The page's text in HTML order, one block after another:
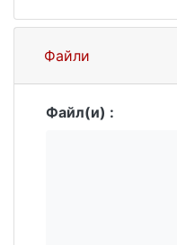
Файли
Файл(и) :